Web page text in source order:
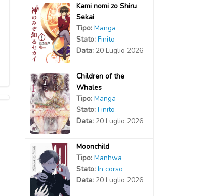
Kami nomi zo Shiru
Sekai
Tipo: Manga
Stato: Finito
Data: 20 Luglio 2026
Children of the
Whales
Tipo: Manga
Stato: Finito
Data: 20 Luglio 2026
Moonchild
Tipo: Manhwa
Stato: In corso
Data: 20 Luglio 2026